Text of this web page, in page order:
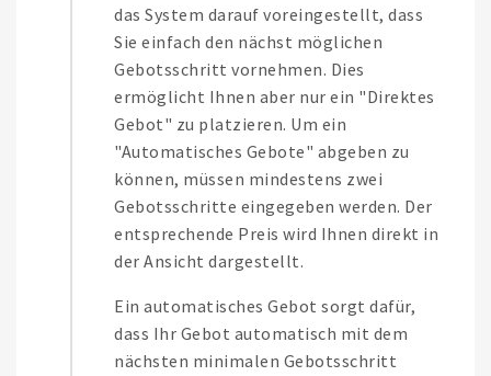
das System darauf voreingestellt, dass
Sie einfach den nächst möglichen
Gebotsschritt vornehmen. Dies
ermöglicht Ihnen aber nur ein "Direktes
Gebot" zu platzieren. Um ein
"Automatisches Gebote" abgeben zu
können, müssen mindestens zwei
Gebotsschritte eingegeben werden. Der
entsprechende Preis wird Ihnen direkt in
der Ansicht dargestellt.
Ein automatisches Gebot sorgt dafür,
dass Ihr Gebot automatisch mit dem
nächsten minimalen Gebotsschritt